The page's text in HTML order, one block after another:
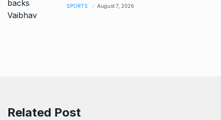
SPORTS August 7, 2026
Related Post